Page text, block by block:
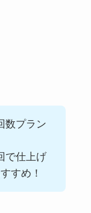
数プラン
で仕上げ
すめ！